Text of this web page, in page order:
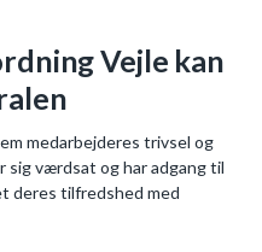
Vejle kan
medarbejderes trivsel og
sig værdsat og har adgang til
deres tilfredshed med